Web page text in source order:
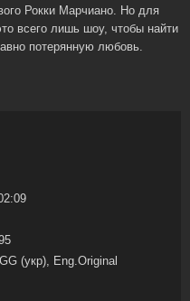
Рокки Марчиано. Но для
всего лишь шоу, чтобы найти
потерянную любовь.
(укр), Eng.Original